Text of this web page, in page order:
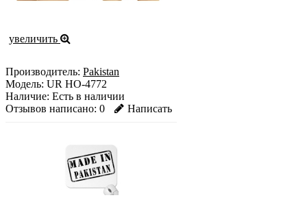
увеличить
Производитель: Pakistan
Модель: UR HO-4772
Наличие: Есть в наличии
Отзывов написано: 0 Написать